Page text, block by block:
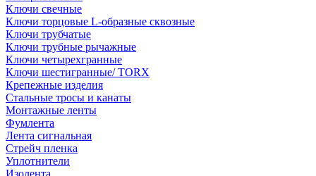
Ключи свечные
Ключи торцовые L-образные сквозные
Ключи трубчатые
Ключи трубные рычажные
Ключи четырехгранные
Ключи шестигранные/ TORX
Крепежные изделия
Стальные тросы и канаты
Монтажные ленты
Фумлента
Лента сигнальная
Стрейч пленка
Уплотнители
Изолента